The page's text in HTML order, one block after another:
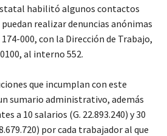
habilitó algunos contactos
realizar denuncias anónimas
000, con la Dirección de Trabajo,
al interno 552.
que incumplan con este
sumario administrativo, además
a 10 salarios (G. 22.893.240) y 30
por cada trabajador al que